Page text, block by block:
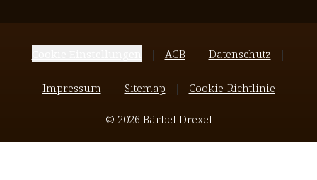
AGB Datenschutz
Impressum Sitemap Cookie-Richtlinie
© 2026 Bärbel Drexel